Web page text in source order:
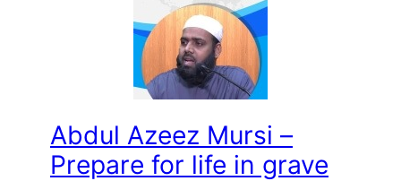
Abdul Azeez Mursi –
Prepare for life in grave